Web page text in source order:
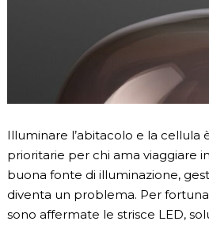
Illuminare l’abitacolo e la cellula
prioritarie per chi ama viaggiare
buona fonte di illuminazione,
diventa un problema. Per
sono affermate le strisce LED,